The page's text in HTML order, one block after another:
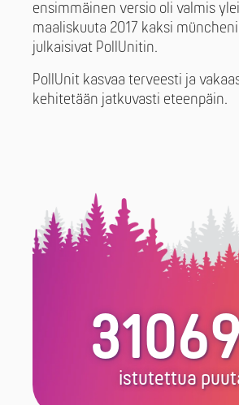
ensimmäinen versio oli valmis
maaliskuuta 2017 kaksi
julkaisivat PollUnitin.
PollUnit kasvaa terveesti ja
kehitetään jatkuvasti eteenpäin.
istutettua